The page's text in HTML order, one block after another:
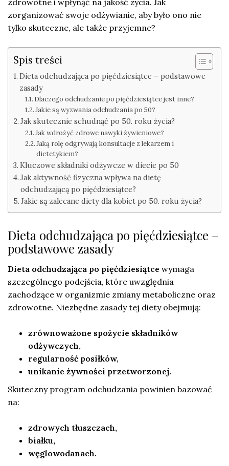
zorganizować swoje odżywianie, aby było ono nie
tylko skuteczne, ale także przyjemne?
Spis treści
Dieta odchudzająca po pięćdziesiątce – podstawowe
zasady
Dlaczego odchudzanie po pięćdziesiątce jest inne?
Jakie są wyzwania odchudzania po 50?
Jak skutecznie schudnąć po 50. roku życia?
Jak wdrożyć zdrowe nawyki żywieniowe?
Jaką rolę odgrywają konsultacje z lekarzem i
dietetykiem?
Kluczowe składniki odżywcze w diecie po 50
Jak aktywność fizyczna wpływa na dietę
odchudzającą po pięćdziesiątce?
Jakie są zalecane diety dla kobiet po 50. roku życia?
Dieta odchudzająca po pięćdziesiątce –
podstawowe zasady
Dieta odchudzająca po pięćdziesiątce wymaga
szczególnego podejścia, które uwzględnia
zachodzące w organizmie zmiany metaboliczne oraz
zdrowotne. Niezbędne zasady tej diety obejmują:
zrównoważone spożycie składników
odżywczych,
regularność posiłków,
unikanie żywności przetworzonej.
Skuteczny program odchudzania powinien bazować
na:
zdrowych tłuszczach,
białku,
węglowodanach.